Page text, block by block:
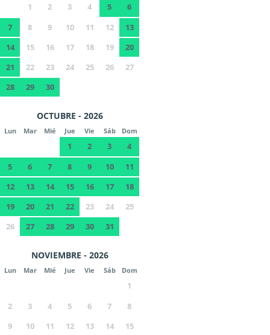
1 2 3 4 5
6
7
8 9 10 11 12
13
14
15 16 17 18 19
20
21
22 23 24 25 26
27
28
29 30
OCTUBRE - 2026
Lun Mar Mié Jue Vie Sáb Dom
1 2 3
4
5
6 7 8 9 10
11
12
13 14 15 16 17
18
19
20 21 22 23 24
25
26
27 28 29 30 31
NOVIEMBRE - 2026
Lun Mar Mié Jue Vie Sáb Dom
1
2
3 4 5 6 7
8
9
10 11 12 13 14 15